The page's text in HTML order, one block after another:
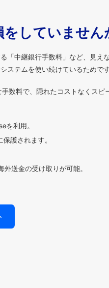
していません
「中継銀行手数料」など、見え
ステムを使い続けているためです
数料で、隠れたコストなくスピ
を利用。
護されます。
送金の受け取りが可能。